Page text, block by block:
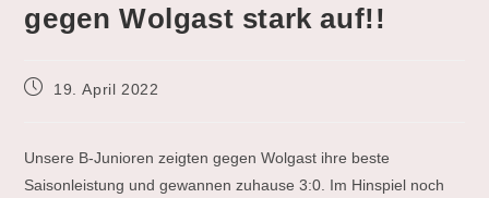
gegen Wolgast stark auf!!
Beitrag19. April 2022
Unsere B-Junioren zeigten gegen Wolgast ihre beste
Saisonleistung und gewannen zuhause 3:0. Im Hinspiel noch